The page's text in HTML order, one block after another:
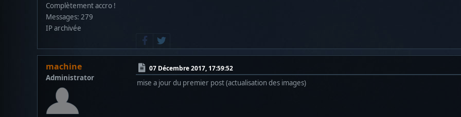
Complètement accro !
Messages: 279
IP archivée
machine
Administrator
07 Décembre 2017, 17:59:52
mise a jour du premier post (actualisation des images)